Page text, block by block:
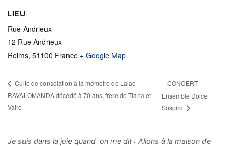
LIEU
Rue Andrieux
12 Rue Andrieux
Reims, 51100 France + Google Map
Culte de consolation à la mémoire de Lalao
RAVALOMANDA décédé à 70 ans, frère de Tiana et
Vairo
CONCERT
Ensemble Dolce
Sospiro
Je suis dans la joie quand on me dit : Allons à la maison de